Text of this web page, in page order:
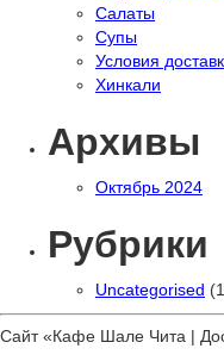
Салаты
Супы
Условия
Хинкали
Архивы
Октябрь 2024
Рубрики
Uncategorised
Сайт «Кафе Шале Чита |